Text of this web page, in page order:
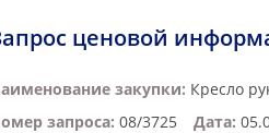
ценовой
закупки: Кресло
запроса: 08/3725 Дата: